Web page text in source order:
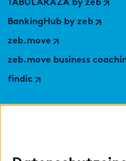
TABULARAZA by zeb
BankingHub by zeb
zeb.move
zeb.move business
findic